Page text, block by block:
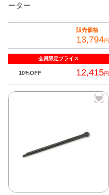
シ
ョ
が
ョ
ーター
販売価格
13,794円
会員限定プライス
10%OFF 12,415円